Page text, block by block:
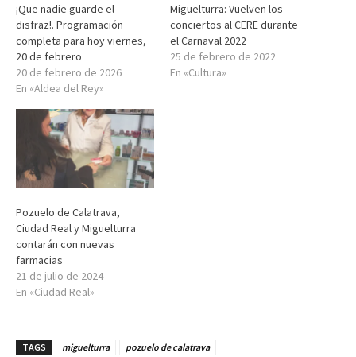
¡Que nadie guarde el
disfraz!. Programación
completa para hoy viernes,
20 de febrero
20 de febrero de 2026
En «Aldea del Rey»
Miguelturra: Vuelven los
conciertos al CERE durante
el Carnaval 2022
25 de febrero de 2022
En «Cultura»
Pozuelo de Calatrava,
Ciudad Real y Miguelturra
contarán con nuevas
farmacias
21 de julio de 2024
En «Ciudad Real»
TAGS miguelturra pozuelo de calatrava